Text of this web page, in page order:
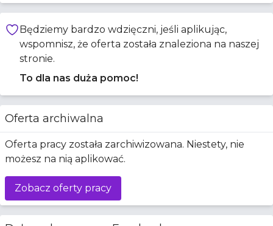
Będziemy bardzo wdzięczni, jeśli aplikując,
wspomnisz, że oferta została znaleziona na naszej
stronie.
To dla nas duża pomoc!
Oferta archiwalna
Oferta pracy została zarchiwizowana. Niestety, nie
możesz na nią aplikować.
Zobacz oferty pracy